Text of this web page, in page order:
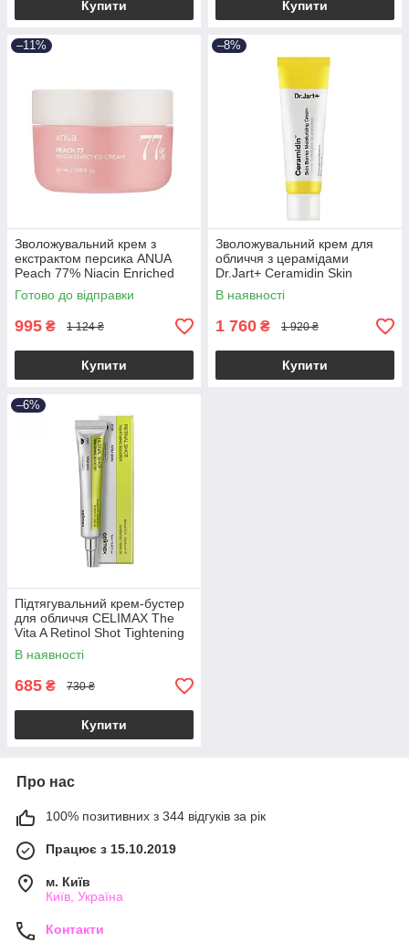
Купити Купити
–11%
Зволожувальний крем з
екстрактом персика ANUA
Peach 77% Niacin Enriched
Cream 50ml
Готово до відправки
995 ₴ 1 124 ₴
Купити
–8%
Зволожувальний крем для
обличчя з церамідами
Dr.Jart+ Ceramidin Skin
Barrier Moisturizing Cream
50ml
В наявності
1 760 ₴ 1 920 ₴
Купити
–6%
Підтягувальний крем-бустер
для обличчя CELIMAX The
Vita A Retinol Shot Tightening
Booster 15ml
В наявності
685 ₴ 730 ₴
Купити
Про нас
100% позитивних з 344 відгуків за рік
Працює з 15.10.2019
м. Київ
Київ, Україна
Контакти